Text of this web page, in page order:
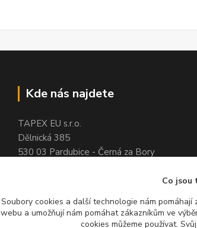
Kde nás najdete
TAPEX EU s.r.o.
Dělnická 385
530 03 Pardubice - Černá za Bory
Co jsou
Soubory cookies a další technologie nám
webu a umožňují nám pomáhat zákazníkům ve
cookies můžeme používat.